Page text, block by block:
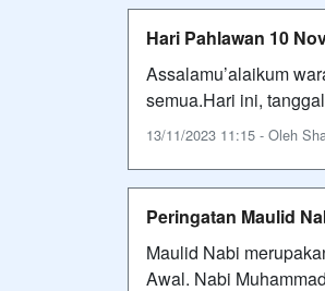
Hari Pahlawan 10
Assalamu’alaikum
semua.Hari ini,
13/11/2023 11:15 - Oleh
Peringatan Maulid
Maulid Nabi
Awal. Nabi